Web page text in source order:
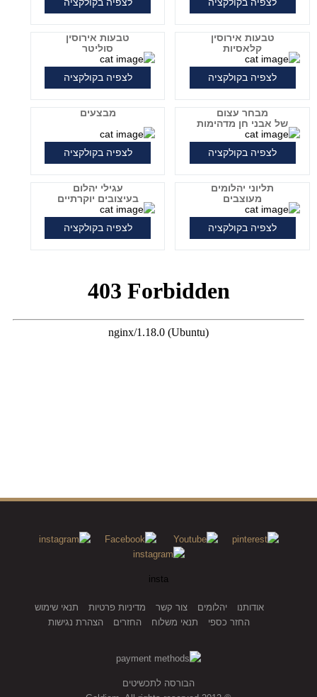
טבעות אירוסין
קלאסיות
לצפיה בקולקציה
טבעות אירוסין
סוליטר
לצפיה בקולקציה
מבחר עצום
של אבני חן מדהימות
לצפיה בקולקציה
מבצעים
לצפיה בקולקציה
תליוני יהלומים
מעוצבים
לצפיה בקולקציה
עגילי יהלום
בעיצובים יוקרתיים
לצפיה בקולקציה
insta
אודותנו יהלומים צור קשר מדיניות פרטיות
תנאי שימוש
החזר כספי
תנאי משלוח החזרים הצהרת נגישות
הבורסה לתכשיטים